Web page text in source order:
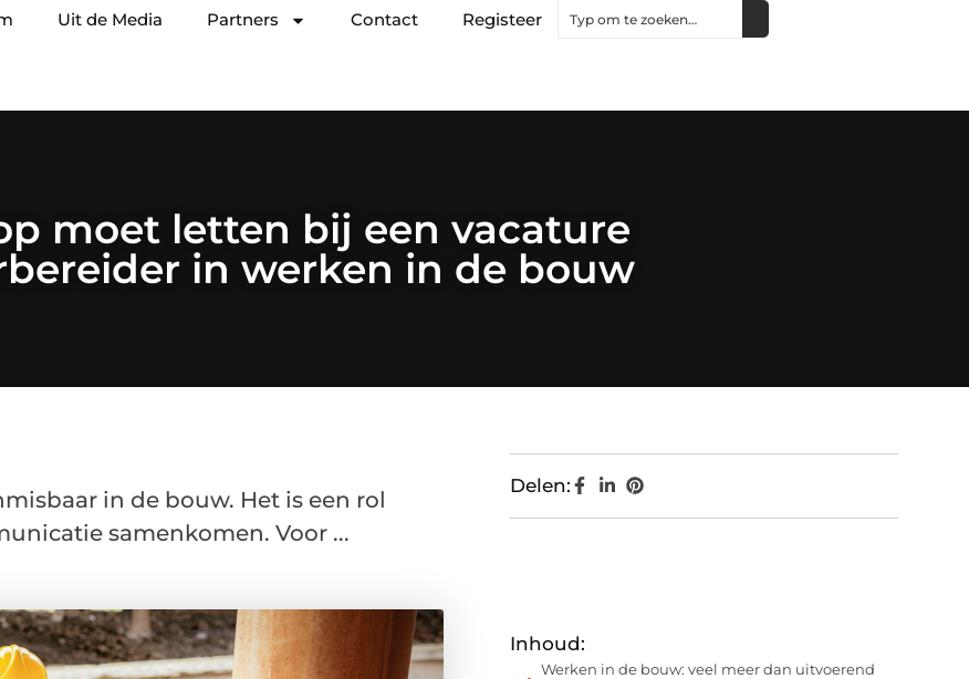
Uit de Media Partners Contact Registeer
moet letten bij een vacature
in werken in de bouw
in de bouw. Het is een rol
samenkomen. Voor ...
Delen:
Inhoud:
Werken in de bouw: veel meer dan uitvoerend